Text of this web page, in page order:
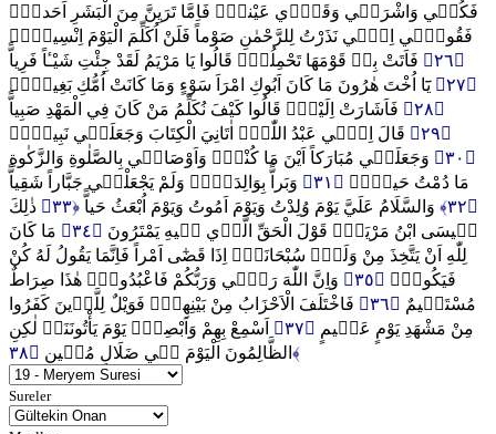
فَكُل۪ي وَاشْرَب۪ي وَقَرّ۪ي عَيْناًۚ فَاِمَّا تَرَيِنَّ مِنَ الْبَشَرِ اَحَداًۙ
فَقُول۪ٓي اِنّ۪ي نَذَرْتُ لِلرَّحْمٰنِ صَوْماً فَلَنْ اُكَلِّمَ الْيَوْمَ اِنْسِياًّۚ
﴿٢٦﴾
فَاَتَتْ بِه۪ قَوْمَهَا تَحْمِلُهُۜ قَالُوا يَا مَرْيَمُ لَقَدْ جِئْتِ شَيْـٔاً فَرِياًّ
﴿٢٧﴾
يَٓا اُخْتَ هٰرُونَ مَا كَانَ اَبُوكِ امْرَاَ سَوْءٍ وَمَا كَانَتْ اُمُّكِ بَغِياًّۚ
﴿٢٨﴾
فَاَشَارَتْ اِلَيْهِ۠ قَالُوا كَيْفَ نُكَلِّمُ مَنْ كَانَ فِي الْمَهْدِ صَبِياًّ
﴿٢٩﴾
قَالَ اِنّ۪ي عَبْدُ اللّٰهِ۠ اٰتَانِيَ الْكِتَابَ وَجَعَلَن۪ي نَبِياًّۙ
﴿٣٠﴾
وَجَعَلَن۪ي مُبَارَكاً اَيْنَ مَا كُنْتُۖ وَاَوْصَان۪ي بِالصَّلٰوةِ وَالزَّكٰوةِ
مَا دُمْتُ حَياًّۖ ﴿٣١﴾
وَبَراًّ بِوَالِدَت۪يۘ وَلَمْ يَجْعَلْن۪ي جَبَّاراً شَقِياًّ
﴿٣٢﴾
وَالسَّلَامُ عَلَيَّ يَوْمَ وُلِدْتُ وَيَوْمَ اَمُوتُ وَيَوْمَ اُبْعَثُ حَياًّ ﴿٣٣﴾
ذٰلِكَ
ع۪يسَى ابْنُ مَرْيَمَۚ قَوْلَ الْحَقِّ الَّذ۪ي ف۪يهِ يَمْتَرُونَ ﴿٣٤﴾
مَا كَانَ
لِلّٰهِ اَنْ يَتَّخِذَ مِنْ وَلَدٍۙ سُبْحَانَهُۜ اِذَا قَضٰٓى اَمْراً فَاِنَّمَا يَقُولُ لَهُ كُنْ
فَيَكُونُۜ ﴿٣٥﴾
وَاِنَّ اللّٰهَ رَبّ۪ي وَرَبُّكُمْ فَاعْبُدُوهُۜ هٰذَا صِرَاطٌ
مُسْتَق۪يمٌ ﴿٣٦﴾
فَاخْتَلَفَ الْاَحْزَابُ مِنْ بَيْنِهِمْۚ فَوَيْلٌ لِلَّذ۪ينَ كَفَرُوا
مِنْ مَشْهَدِ يَوْمٍ عَظ۪يمٍ ﴿٣٧﴾
اَسْمِعْ بِهِمْ وَاَبْصِرْۙ يَوْمَ يَأْتُونَنَاۚ لٰكِنِ
الظَّالِمُونَ الْيَوْمَ ف۪ي ضَلَالٍ مُب۪ينٍ ﴿٣٨﴾
Sureler